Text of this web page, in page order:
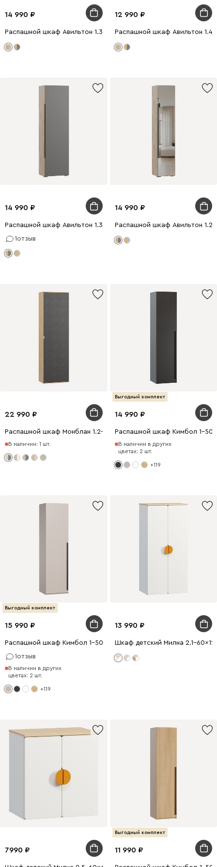
14 990
Распашной шкаф Авильтон 1.3-60x205 Латте
12 990
Распашной шкаф Авильтон
14 990
Распашной шкаф Авильтон 1.3-60x205 Графитовый
1отзыв
14 990
Распашной шкаф Авильтон
22 990
Распашной шкаф Монблан 1.2-63x214 Косы Графитовый/Дуб
В наличии: 1 шт.
Выгодный комплект
14 990
Распашной шкаф Кимбол 1-
В наличии в других
цветах: 2 шт.
+119
Выгодный комплект
15 990
Распашной шкаф Кимбол 1-50x210 Латте
1отзыв
В наличии в других
цветах: 2 шт.
+119
13 990
Шкаф детский Милна 2.1-
7990
Выгодный комплект
11 990